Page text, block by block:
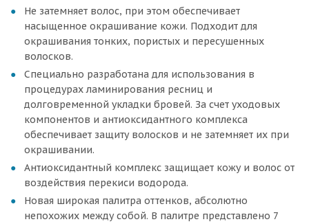
Не затемняет волос, при этом обеспечивает
насыщенное окрашивание кожи. Подходит для
окрашивания тонких, пористых и пересушенных
волосков.
Специально разработана для использования в
процедурах ламинирования ресниц и
долговременной укладки бровей. За счет уходовых
компонентов и антиоксидантного комплекса
обеспечивает защиту волосков и не затемняет их при
окрашивании.
Антиоксидантный комплекс защищает кожу и волос от
воздействия перекиси водорода.
Новая широкая палитра оттенков, абсолютно
непохожих между собой. В палитре представлено 7